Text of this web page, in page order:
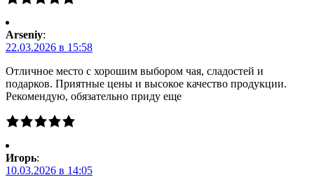
Arseniy:
22.03.2026 в 15:58
Отличное место с хорошим выбором чая, сладостей и
подарков. Приятные цены и высокое качество продукции.
Рекомендую, обязательно приду еще
Игорь:
10.03.2026 в 14:05